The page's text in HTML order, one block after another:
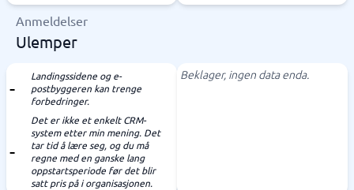
Anmeldelser
Ulemper
Landingssidene og e-
postbyggeren kan trenge
forbedringer.
Det er ikke et enkelt CRM-
system etter min mening. Det
tar tid å lære seg, og du må
regne med en ganske lang
oppstartsperiode før det blir
satt pris på i organisasjonen.
Beklager, ingen data enda.